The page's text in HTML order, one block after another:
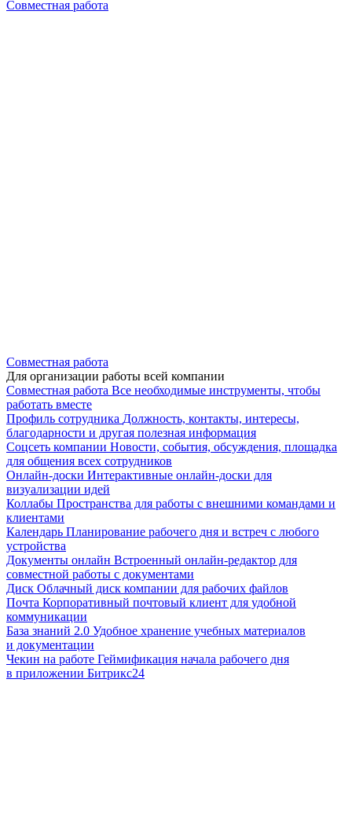
Совместная работа
Совместная работа
Для организации работы всей компании
Совместная работа Все необходимые инструменты, чтобы
работать вместе
Профиль сотрудника Должность, контакты, интересы,
благодарности и другая полезная информация
Соцсеть компании Новости, события, обсуждения, площадка
для общения всех сотрудников
Онлайн-доски Интерактивные онлайн-доски для
визуализации идей
Коллабы Пространства для работы с внешними командами и
клиентами
Календарь Планирование рабочего дня и встреч с любого
устройства
Документы онлайн Встроенный онлайн-редактор для
совместной работы с документами
Диск Облачный диск компании для рабочих файлов
Почта Корпоративный почтовый клиент для удобной
коммуникации
База знаний 2.0 Удобное хранение учебных материалов
и документации
Чекин на работе Геймификация начала рабочего дня
в приложении Битрикс24